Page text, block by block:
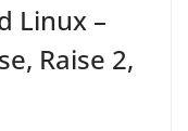
Linux –
Raise 2,